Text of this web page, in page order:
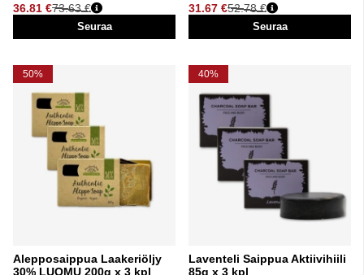
36.81 €
Normaali hinta
73.63 €
Seuraa
31.67 €
Normaali hinta
52.78 €
Seuraa
50%
Alepposaippua Laakeriöljy
30% LUOMU 200g x 3 kpl
40%
Laventeli Saippua Aktiivihiili
85g x 3 kpl